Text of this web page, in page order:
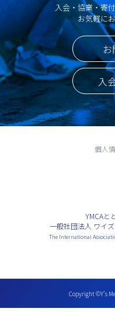
入会・協業・寄
お気軽に
お
入
個人
YMCAと
一般社団法人 ワイ
The International
Copyright ©Y’s